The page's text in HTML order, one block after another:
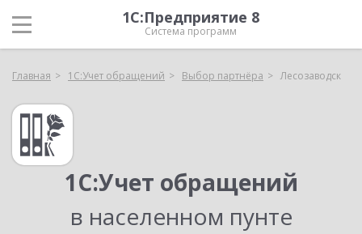
1С:Предприятие 8
Система программ
Главная 1С:Учет обращений Выбор партнёра Лесозаводск
1С:Учет обращений
в населенном пунте